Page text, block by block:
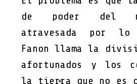
de poder del
atravesada por lo
Fanon llama la
afortunados y los
la tierra que no es